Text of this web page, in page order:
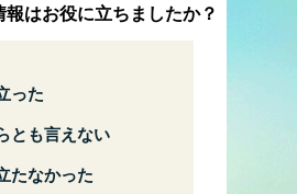
はお役に立ちましたか？
った
とも言えない
たなかった